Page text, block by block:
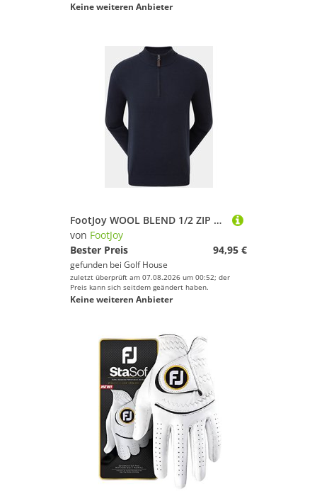
Keine weiteren Anbieter
FootJoy WOOL BLEND 1/2 ZIP Troyer Strick navy
von FootJoy
Bester Preis
94,95 €
gefunden bei Golf House
zuletzt überprüft am 07.08.2026 um 00:52; der
Preis kann sich seitdem geändert haben.
Keine weiteren Anbieter